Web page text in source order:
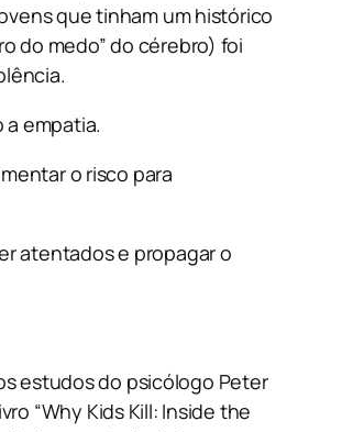
que tinham um histórico
do medo” do cérebro) foi
empatia.
o risco para
atentados e propagar o
estudos do psicólogo Peter
“Why Kids Kill: Inside the